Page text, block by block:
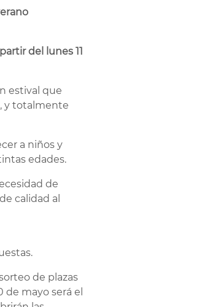
del lunes 11
estival que
y totalmente
a niños y
edades.
de
calidad al
de plazas
de mayo será el